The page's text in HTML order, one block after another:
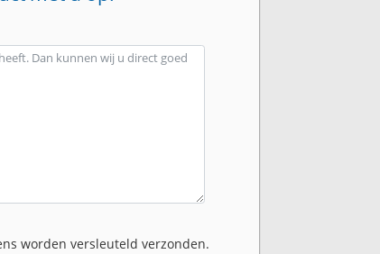
worden versleuteld verzonden.